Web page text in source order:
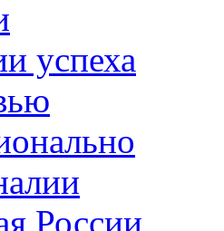
успеха
России